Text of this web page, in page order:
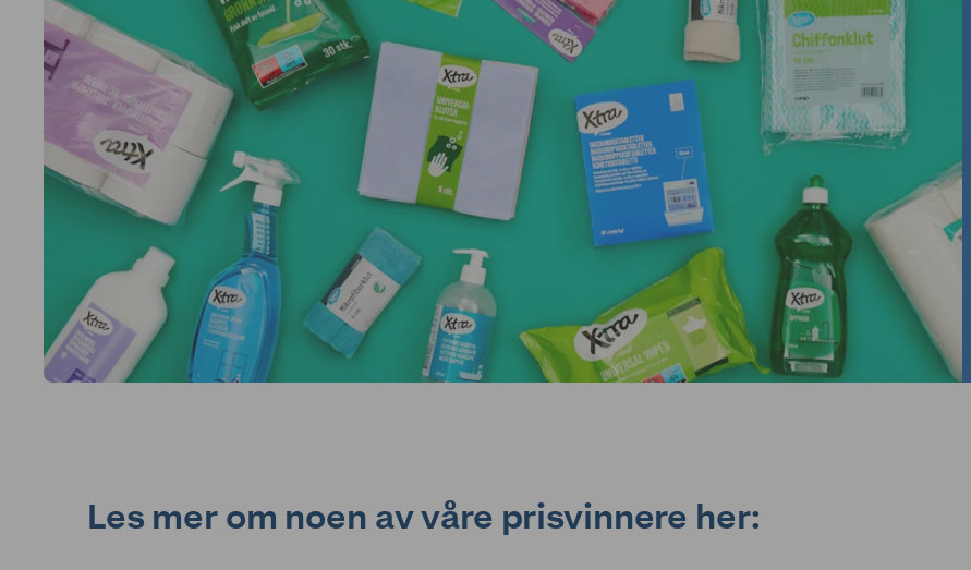
Les mer om noen av våre prisvinnere her: